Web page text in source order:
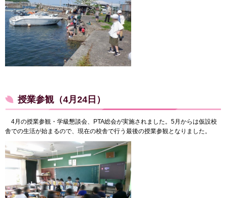
授業参観（4月24日）
4月の授業参観・学級懇談会、PTA総会が実施されました。5月からは仮設校
舎での生活が始まるので、現在の校舎で行う最後の授業参観となりました。